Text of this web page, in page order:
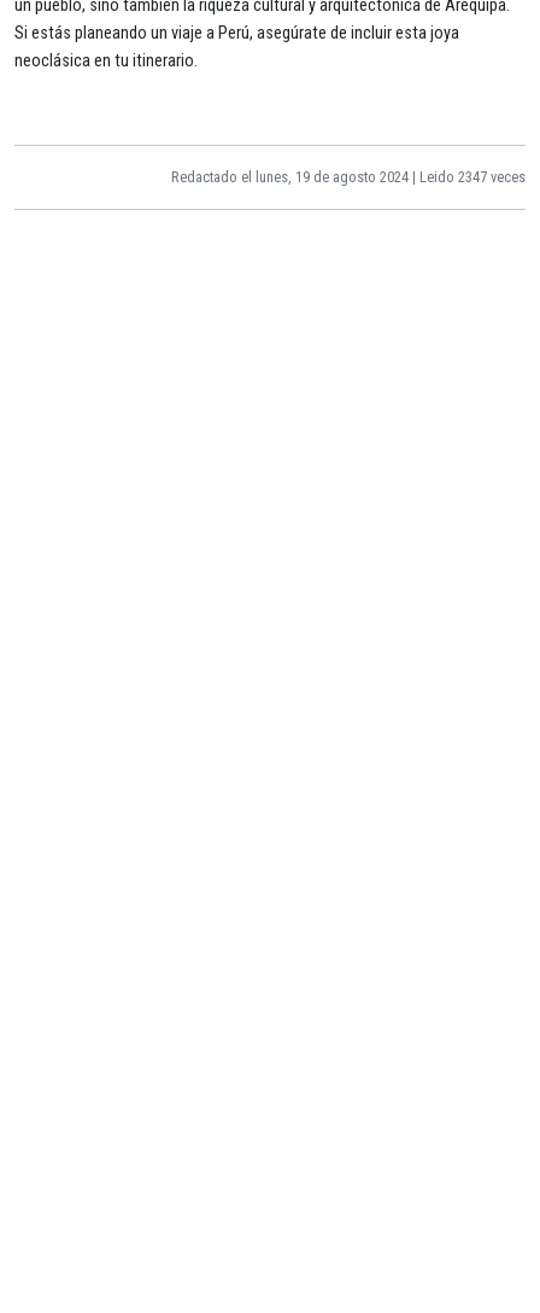
un pueblo, sino también la riqueza cultural y arquitectónica de Arequipa.
Si estás planeando un viaje a Perú, asegúrate de incluir esta joya
neoclásica en tu itinerario.
Redactado el lunes, 19 de agosto 2024 | Leido 2347 veces